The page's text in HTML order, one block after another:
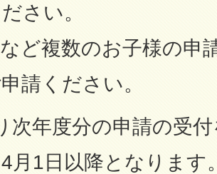
さい。
など複数のお子様の申
請ください。
次年度分の申請の受
月1日以降となります